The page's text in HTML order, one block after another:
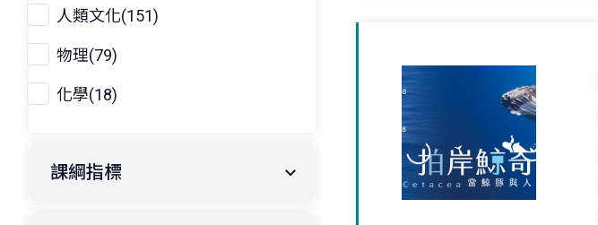
人類文化(151)
物理(79)
化學(18)
課綱指標